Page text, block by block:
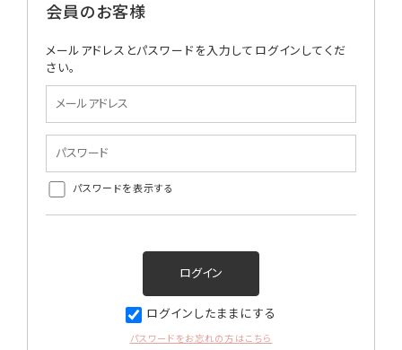
会員のお客様
メールアドレスとパスワードを入力してログインしてくだ
さい。
パスワードを表示する
ログインしたままにする
パスワードをお忘れの方はこちら